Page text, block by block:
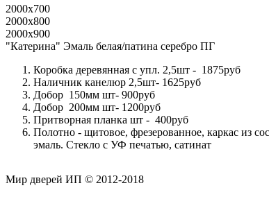
2000x700
2000x800
2000x900
"Катерина" Эмаль белая/патина серебро ПГ
Коробка деревянная с упл. 2,5шт - 1875руб
Наличник канелюр 2,5шт- 1625руб
Добор 150мм шт- 900руб
Добор 200мм шт- 1200руб
Притворная планка шт - 400руб
Полотно - щитовое, фрезерованное, каркас из
эмаль. Стекло с УФ печатью, сатинат
Мир дверей ИП © 2012-2018